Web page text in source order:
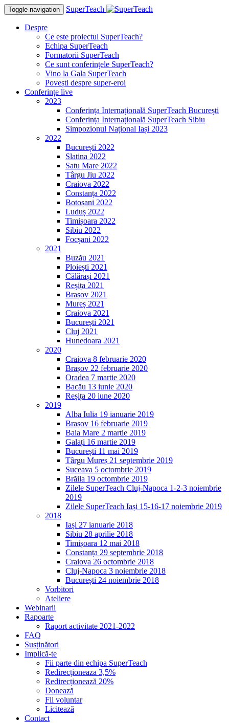
Toggle navigation SuperTeach
Despre
Ce este proiectul SuperTeach?
Echipa SuperTeach
Formatorii SuperTeach
Ce sunt conferințele SuperTeach?
Vino la Gala SuperTeach
Povești despre super-eroi
Conferințe live
2023
Conferința Internațională SuperTeach București
Conferința Internațională SuperTeach Sibiu
Simpozionul Național Iași 2023
2022
București 2022
Slatina 2022
Satu Mare 2022
Târgu Jiu 2022
Craiova 2022
Constanța 2022
Botoșani 2022
Luduș 2022
Timișoara 2022
Sibiu 2022
Focșani 2022
2021
Buzău 2021
Ploiești 2021
Călărași 2021
Reșița 2021
Brașov 2021
Mureș 2021
Craiova 2021
București 2021
Cluj 2021
Hunedoara 2021
2020
Craiova 8 februarie 2020
Brașov 22 februarie 2020
Oradea 7 martie 2020
Bacău 13 iunie 2020
Reșița 20 iune 2020
2019
Alba Iulia 19 ianuarie 2019
Brașov 16 februarie 2019
Baia Mare 2 martie 2019
Galați 16 martie 2019
București 11 mai 2019
Târgu Mureș 21 septembrie 2019
Suceava 5 octombrie 2019
Brăila 19 octombrie 2019
Zilele SuperTeach Cluj-Napoca 1-2-3 noiembrie
2019
Zilele SuperTeach Iași 15-16-17 noiembrie 2019
2018
Iași 27 ianuarie 2018
Sibiu 28 aprilie 2018
Timișoara 12 mai 2018
Constanța 29 septembrie 2018
Craiova 26 octombrie 2018
Cluj-Napoca 3 noiembrie 2018
București 24 noiembrie 2018
Vorbitori
Ateliere
Webinarii
Rapoarte
Raport activitate 2021-2022
FAQ
Susținători
Implică-te
Fii parte din echipa SuperTeach
Redirecționeaza 3,5%
Redirecționează 20%
Donează
Fii voluntar
Licitează
Contact